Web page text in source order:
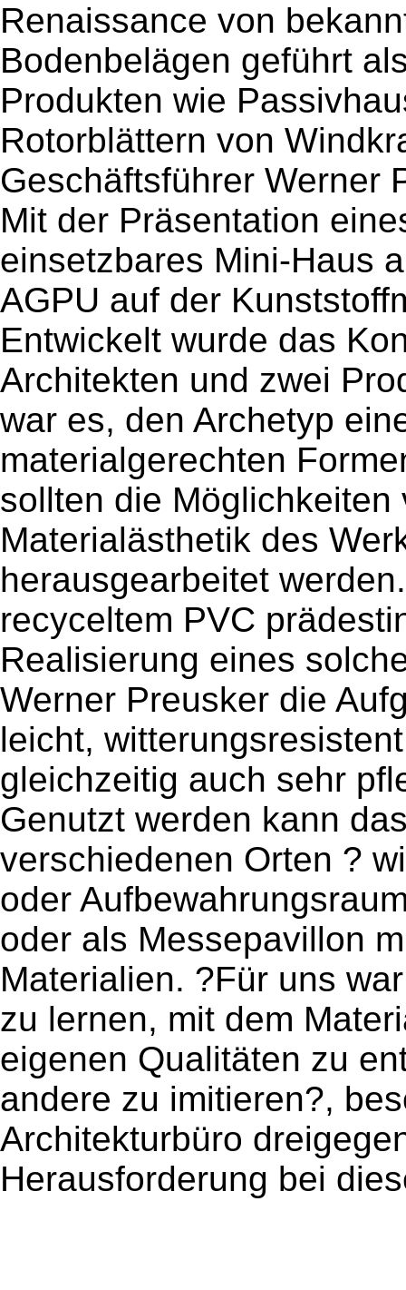
Renaissance von
Bodenbelägen geführt
Produkten wie
Rotorblättern von
Geschäftsführer Werner
Mit der Präsentation
einsetzbares Mini-Haus
AGPU auf der
Entwickelt wurde das
Architekten und zwei
war es, den Archetyp
materialgerechten
sollten die
Materialästhetik des
herausgearbeitet
recyceltem PVC
Realisierung eines
Werner Preusker die
leicht,
gleichzeitig auch sehr
Genutzt werden kann
verschiedenen Orten ?
oder
oder als Messepavillon
Materialien. ?Für uns
zu lernen, mit dem
eigenen Qualitäten zu
andere zu imitieren?,
Architekturbüro
Herausforderung bei